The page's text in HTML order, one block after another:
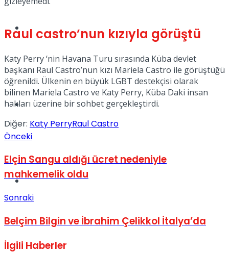
Müzik
Sinema
Tatil
Raul castro’nun kızıyla görüştü
Katy Perry ‘nin Havana Turu sırasında Küba devlet
başkanı Raul Castro’nun kızı Mariela Castro ile görüştüğü
öğrenildi. Ülkenin en büyük LGBT destekçisi olarak
bilinen Mariela Castro ve Katy Perry, Küba Daki insan
hakları üzerine bir sohbet gerçekleştirdi.
Diğer: Katy PerryRaul Castro
Önceki
Elçin Sangu aldığı ücret nedeniyle
mahkemelik oldu
Sonraki
Belçim Bilgin ve İbrahim Çelikkol İtalya’da
İlgili Haberler